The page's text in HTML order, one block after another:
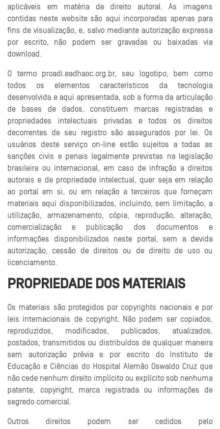
aplicáveis em matéria de direito autoral. As imagens
contidas neste website são aqui incorporadas apenas para
fins de visualização, e, salvo mediante autorização expressa
por escrito, não podem ser gravadas ou baixadas via
download.
O termo proadi.eadhaoc.org.br, seu logotipo, bem como
todos os elementos característicos da tecnologia
desenvolvida e aqui apresentada, sob a forma da articulação
de bases de dados, constituem marcas registradas e
propriedades intelectuais privadas e todos os direitos
decorrentes de seu registro são assegurados por lei. Os
usuários deste serviço on-line estão sujeitos a todas as
sanções civis e penais legalmente previstas na legislação
brasileira ou internacional, em caso de infração a direitos
autorais e de propriedade intelectual, quer seja em relação
ao portal em si, ou em relação a terceiros que forneçam
materiais aqui disponibilizados, incluindo, sem limitação, a
utilização, armazenamento, cópia, reprodução, alteração,
comercialização e publicação dos documentos e
informações disponibilizados neste portal, sem a devida
autorização, cessão de direitos ou de direito de uso ou
licenciamento.
PROPRIEDADE DOS MATERIAIS
Os materiais são protegidos por copyrights nacionais e por
leis internacionais de copyright. Não podem ser copiados,
reproduzidos, modificados, publicados, atualizados,
postados, transmitidos ou distribuídos de qualquer maneira
sem autorização prévia e por escrito do Instituto de
Educação e Ciências do Hospital Alemão Oswaldo Cruz que
não cede nenhum direito implícito ou explícito sob nenhuma
patente, copyright, marca registrada ou informações de
segredo comercial.
Outros direitos podem ser cedidos pelo